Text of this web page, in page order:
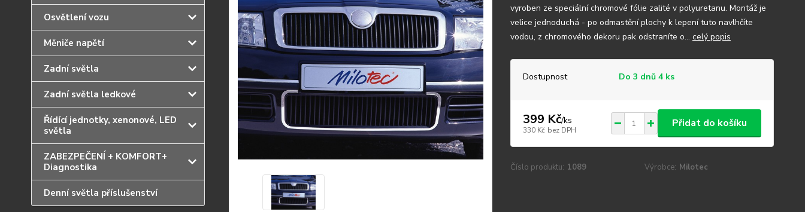
Osvětlení vozu
Měniče napětí
Zadní světla
Zadní světla ledkové
Řídící jednotky, xenonové, LED
světla
ZABEZPEČENÍ + KOMFORT+
Diagnostika
Denní světla příslušenství
vyroben ze speciální chromové fólie zalité v polyuretanu. Montáž je
velice jednoduchá - po odmastění plochy k lepení tuto navlhčíte
vodou, z chromového dekoru pak odstraníte o... celý popis
Dostupnost Do 3 dnů 4 ks
399 Kč/ks
330 Kč bez DPH
Přidat do košíku
Číslo produktu: 1089 Výrobce: Milotec